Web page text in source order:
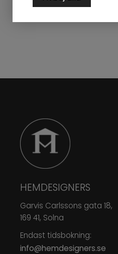
HEMDESIGNERS
Garvis Carlssons gata 18,
169 41, Solna
Endast tidsbokning:
info@hemdesigners.se